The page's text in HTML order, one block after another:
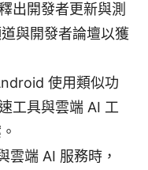
出開發者更新與測
與開發者論壇以獲
使用類似功
工具與雲端 AI 工
雲端 AI 服務時，